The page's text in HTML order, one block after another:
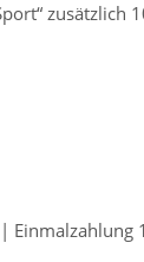
zusätzlich